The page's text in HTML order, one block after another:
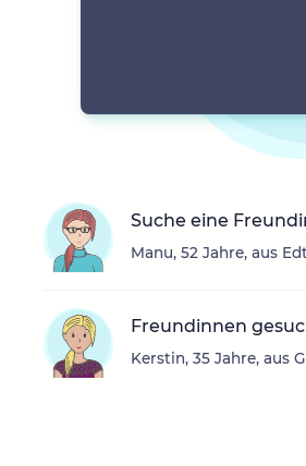
Suche eine
Manu, 52 Jahre, aus
Freundinnen
Kerstin, 35 Jahre, aus